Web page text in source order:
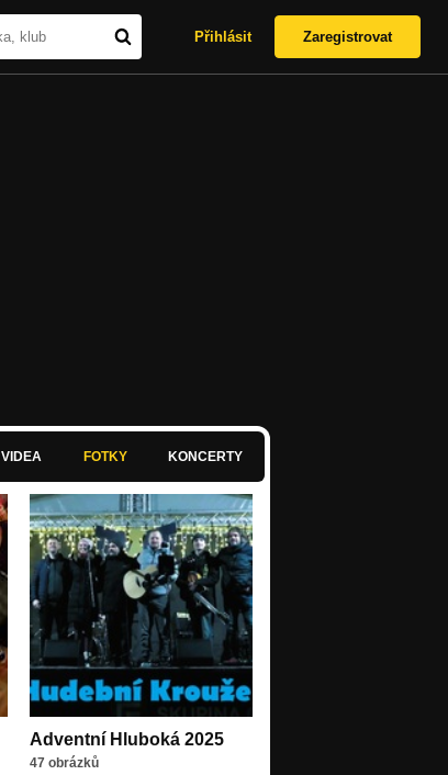
Přihlásit Zaregistrovat
VIDEA FOTKY KONCERTY
Adventní Hluboká 2025
47 obrázků